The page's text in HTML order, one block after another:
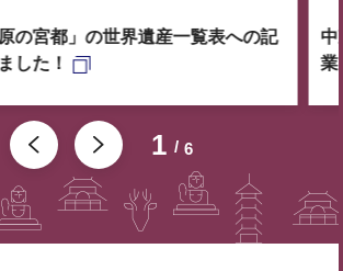
1 6
の宮都」の世界遺産一覧表への記
した！
中
業